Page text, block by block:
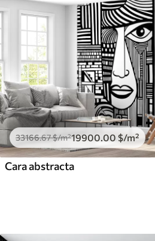
33166.67$/m²19900.00 $/m²
Cara abstracta